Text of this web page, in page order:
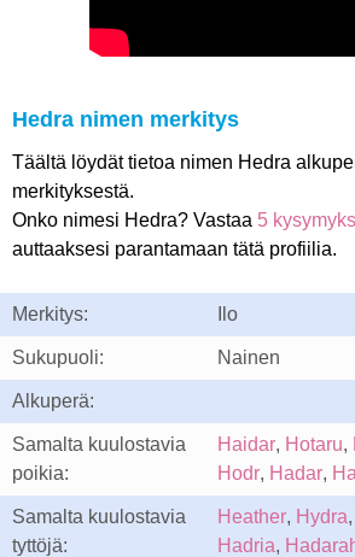
Hedra nimen merkitys
Täältä löydät tietoa nimen Hedra
merkityksestä.
Onko nimesi Hedra? Vastaa 5
auttaaksesi parantamaan tätä profiilia.
Merkitys: Ilo
Sukupuoli: Nainen
Alkuperä:
Samalta kuulostavia
poikia:
Haidar, Hotaru,
Hodr, Hadar,
Samalta kuulostavia
tyttöjä:
Heather, Hydra,
Hadria,